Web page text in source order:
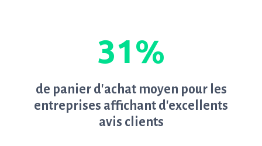
31%
de panier d'achat moyen pour les
entreprises affichant d'excellents
avis clients